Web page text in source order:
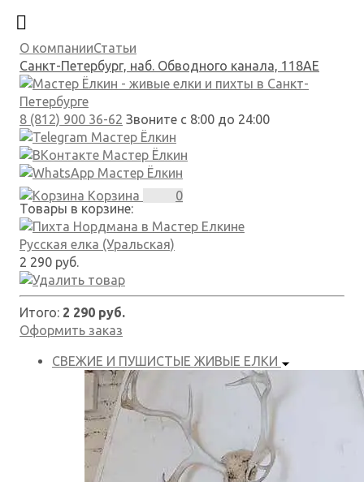
О компанииСтатьи
Санкт-Петербург, наб. Обводного канала, 118АЕ
8 (812) 900 36-62 Звоните с 8:00 до 24:00
Корзина
0
Товары в корзине:
Русская елка (Уральская)
2 290 руб.
Итого: 2 290 руб.
Оформить заказ
СВЕЖИЕ И ПУШИСТЫЕ ЖИВЫЕ ЕЛКИ